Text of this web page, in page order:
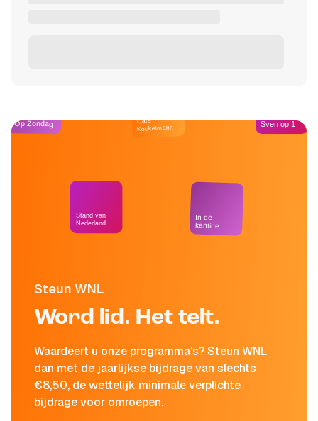
Steun WNL
Word lid. Het telt.
Waardeert u onze programma's? Steun WNL
dan met de jaarlijkse bijdrage van slechts
€8,50, de wettelijk minimale verplichte
bijdrage voor omroepen.
Op Zondag
Stand van
Nederland
Café
Kockelmann
In de
kantine
Sven op 1